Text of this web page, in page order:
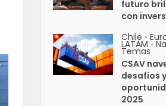
futuro
con
Chile •
LATAM •
Temas
CSAV
desafíos
2025